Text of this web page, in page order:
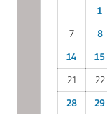
1
7
8
14
15
21
22
28
29